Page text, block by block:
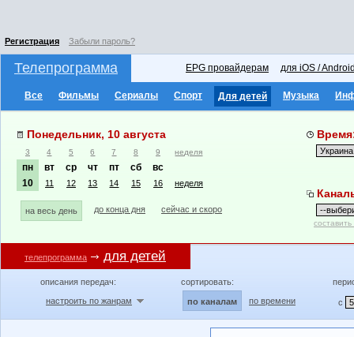
Регистрация Забыли пароль?
Телепрограмма EPG провайдерам для iOS /
Все Фильмы Сериалы Спорт Для детей Музыка
Понедельник, 10 августа
3 4 5 6 7 8 9 неделя
пн вт ср чт пт сб
вс
10
11 12 13 14 15 16 неделя
на весь день до конца дня сейчас и скоро
телепрограмма для детей
описания передач:
настроить по жанрам
сортировать:
по каналам по времени с